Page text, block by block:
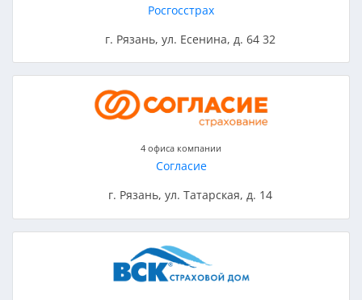
Росгосстрах
г. Рязань, ул. Есенина, д. 64 32
4 офиса компании
Согласие
г. Рязань, ул. Татарская, д. 14